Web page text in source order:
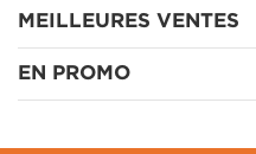
MEILLEURES VENTES
EN PROMO